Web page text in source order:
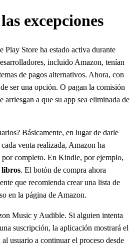
excepciones
Play Store ha estado activa durante
incluido Amazon, tenían
de pagos alternativos. Ahora, con
ser una opción. O pagan la comisión
arriesgan a que su app sea eliminada de
Básicamente, en lugar de darle
venta realizada, Amazon ha
por completo. En Kindle, por ejemplo,
libros. El botón de compra ahora
que recomienda crear una lista de
en la página de Amazon.
Music y Audible. Si alguien intenta
suscripción, la aplicación mostrará el
usuario a continuar el proceso desde